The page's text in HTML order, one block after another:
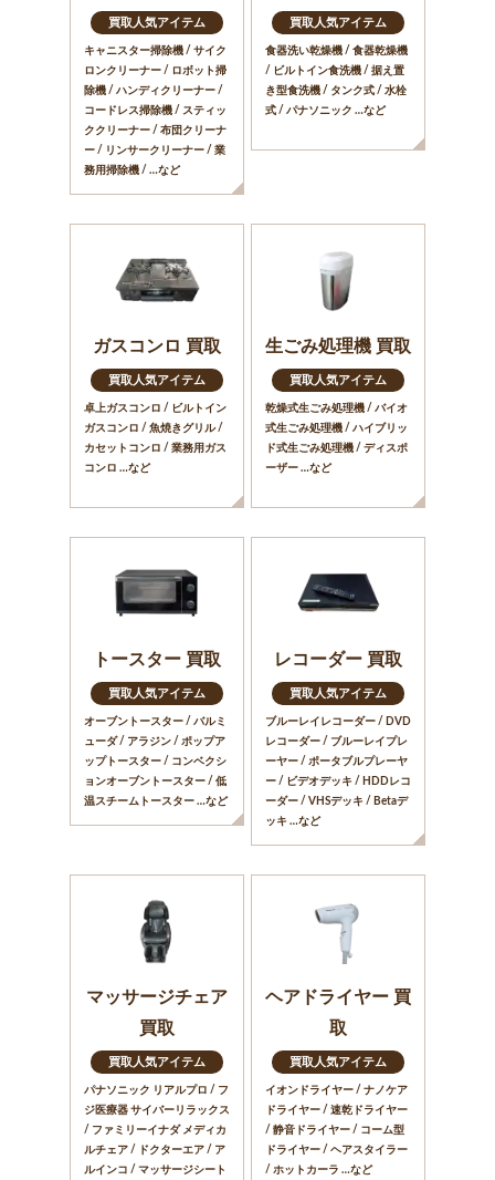
買取人気アイテム
キャニスター掃除機 / サイク
ロンクリーナー / ロボット掃
除機 / ハンディクリーナー /
コードレス掃除機 / スティッ
ククリーナー / 布団クリーナ
ー / リンサークリーナー / 業
務用掃除機 / …など
買取人気アイテム
食器洗い乾燥機 / 食器乾燥機
/ ビルトイン食洗機 / 据え置
き型食洗機 / タンク式 / 水栓
式 / パナソニック …など
ガスコンロ 買取
買取人気アイテム
卓上ガスコンロ / ビルトイン
ガスコンロ / 魚焼きグリル /
カセットコンロ / 業務用ガス
コンロ …など
生ごみ処理機 買取
買取人気アイテム
乾燥式生ごみ処理機 / バイオ
式生ごみ処理機 / ハイブリッ
ド式生ごみ処理機 / ディスポ
ーザー …など
トースター 買取
買取人気アイテム
オーブントースター / バルミ
ューダ / アラジン / ポップア
ップトースター / コンベクシ
ョンオーブントースター / 低
温スチームトースター …など
レコーダー 買取
買取人気アイテム
ブルーレイレコーダー / DVD
レコーダー / ブルーレイプレ
ーヤー / ポータブルプレーヤ
ー / ビデオデッキ / HDDレコ
ーダー / VHSデッキ / Betaデ
ッキ …など
マッサージチェア
買取
買取人気アイテム
パナソニック リアルプロ / フ
ジ医療器 サイバーリラックス
/ ファミリーイナダ メディカ
ルチェア / ドクターエア / ア
ルインコ / マッサージシート
ヘアドライヤー 買
取
買取人気アイテム
イオンドライヤー / ナノケア
ドライヤー / 速乾ドライヤー
/ 静音ドライヤー / コーム型
ドライヤー / ヘアスタイラー
/ ホットカーラ …など